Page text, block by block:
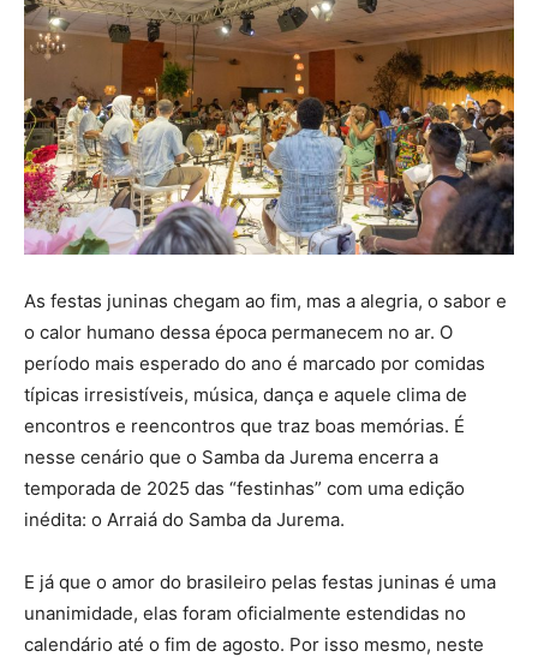
As festas juninas chegam ao fim, mas a alegria, o sabor e
o calor humano dessa época permanecem no ar. O
período mais esperado do ano é marcado por comidas
típicas irresistíveis, música, dança e aquele clima de
encontros e reencontros que traz boas memórias. É
nesse cenário que o Samba da Jurema encerra a
temporada de 2025 das “festinhas” com uma edição
inédita: o Arraiá do Samba da Jurema.
E já que o amor do brasileiro pelas festas juninas é uma
unanimidade, elas foram oficialmente estendidas no
calendário até o fim de agosto. Por isso mesmo, neste